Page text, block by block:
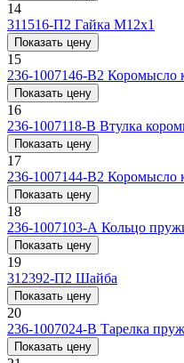
14
311516-П2 Гайка М12х1
Показать цену
15
236-1007146-В2 Коромысло
Показать цену
16
236-1007118-В Втулка
Показать цену
17
236-1007144-В2 Коромысло
Показать цену
18
236-1007103-А Кольцо
Показать цену
19
312392-П2 Шайба
Показать цену
20
236-1007024-В Тарелка
Показать цену